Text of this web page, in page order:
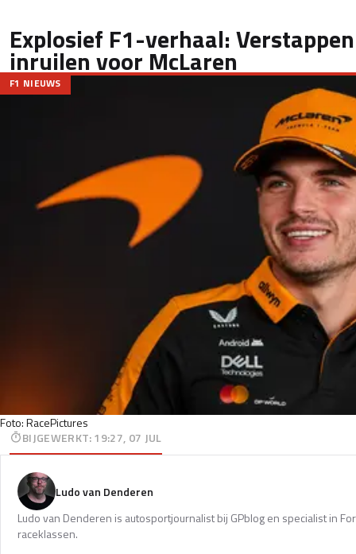
Explosief F1-verhaal:
inruilen voor McLaren
Foto: RacePictures
F1 NIEUWS
BIJGEWERKT:19:27, 07 JUL
Ludo van Denderen
Ludo van Denderen is autosportjournalist bij GPblog en specialist in
raceklassen.